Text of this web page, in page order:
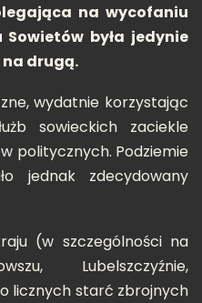
na wycofaniu
była jedynie
drugą.
wydatnie korzystając
sowieckich zaciekle
politycznych. Podziemie
jednak zdecydowany
(w szczególności na
Lubelszczyźnie,
licznych starć zbrojnych